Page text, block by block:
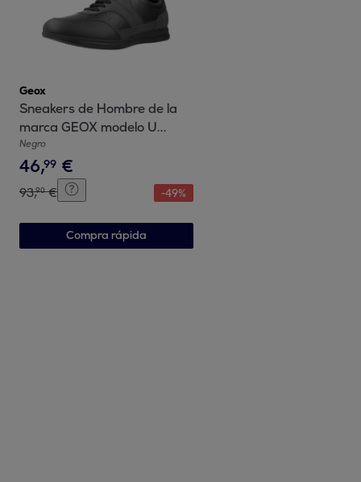
Geox
Sneakers de Hombre de la
marca GEOX modelo U
AVERY NEGRO
Negro
46,99 €
93,90 € -49%
Compra rápida